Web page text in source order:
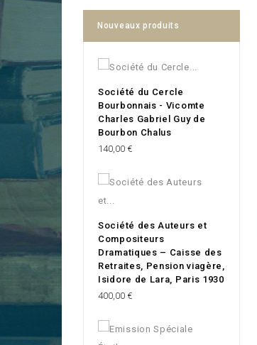
Nouveaux produits
Société du Cercle
Bourbonnais - Vicomte
Charles Gabriel Guy de
Bourbon Chalus
Prix
140,00 €
Société des Auteurs et
Compositeurs
Dramatiques – Caisse des
Retraites, Pension viagère,
Isidore de Lara, Paris 1930
Prix
400,00 €